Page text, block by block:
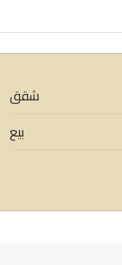
شقق
بيع